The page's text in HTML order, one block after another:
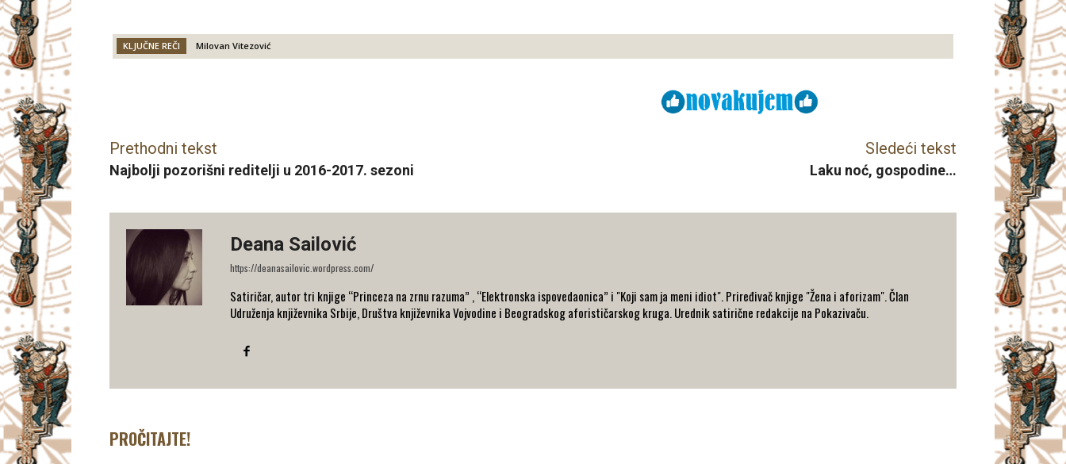
KLJUČNE REČI Milovan Vitezović
Prethodni tekst
Najbolji pozorišni reditelji u 2016-2017. sezoni
Sledeći tekst
Laku noć, gospodine…
Deana Sailović
https://deanasailovic.wordpress.com/
Satiričar, autor tri knjige “Princeza na zrnu razuma” , “Elektronska ispovedaonica” i "Koji sam ja meni idiot". Priređivač knjige "Žena i aforizam". Član
Udruženja književnika Srbije, Društva književnika Vojvodine i Beogradskog aforističarskog kruga. Urednik satirične redakcije na Pokazivaču.
PROČITAJTE!